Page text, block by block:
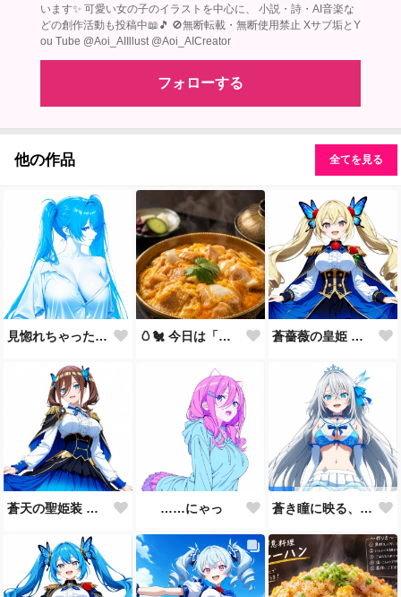
います✨ 可愛い女の子のイラストを中心に、 小説・詩・AI音楽な
どの創作活動も投稿中📖🎵 🚫無断転載・無断使用禁止 Xサブ垢とY
ou Tube @Aoi_AIIllust @Aoi_AICreator
フォローする
他の作品 全てを見る
見惚れちゃった？……まだ、何もしてないのに♡ 🥚🐔 今日は「親子丼の日」🍚✨ 蒼薔薇の皇姫 ― 青き王国の継承者 ―
蒼天の聖姫装 ― 蒼き王国の祝福 ― ……にゃっ 蒼き瞳に映る、まだ見ぬ未来。🩵